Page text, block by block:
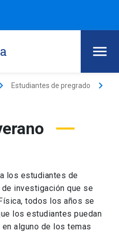
Estudiantes de pregrado keyboard_arrow_right
los estudiantes de
investigación que se
todos los años se
los estudiantes puedan
alguno de los temas